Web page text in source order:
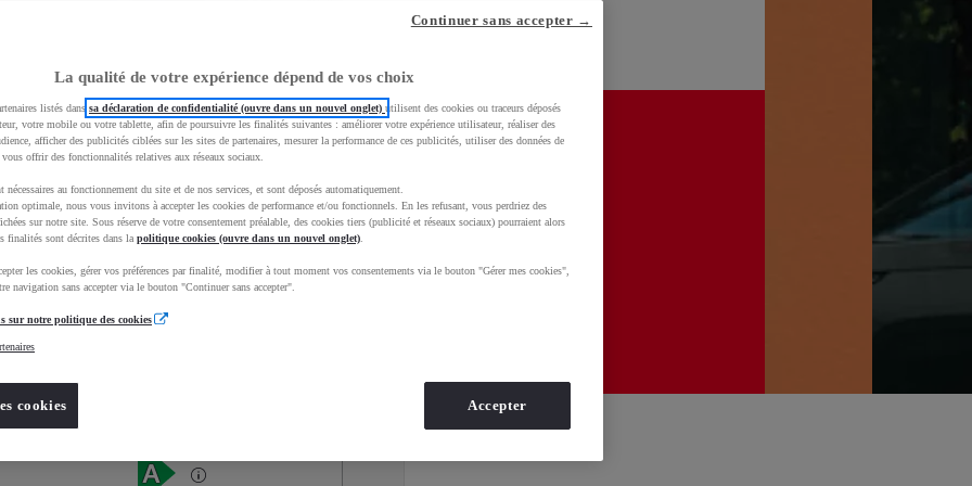
Services Concession
Occasions
La qualité de votre expérience dépend de vos choix
listés dans sa déclaration de confidentialité (ouvre dans un nouvel onglet) utilisent des cookies ou traceurs déposés
votre mobile ou votre tablette, afin de poursuivre les finalités suivantes : améliorer votre expérience utilisateur, réaliser des
afficher des publicités ciblées sur les sites de partenaires, mesurer la performance de ces publicités, utiliser des données de
offrir des fonctionnalités relatives aux réseaux sociaux.
nécessaires au fonctionnement du site et de nos services, et sont déposés automatiquement.
optimale, nous vous invitons à accepter les cookies de performance et/ou fonctionnels. En les refusant, vous perdriez des
sur notre site. Sous réserve de votre consentement préalable, des cookies tiers (publicité et réseaux sociaux) pourraient alors
finalités sont décrites dans la politique cookies (ouvre dans un nouvel onglet)
les cookies, gérer vos préférences par finalité, modifier à tout moment vos consentements via le bouton "Gérer mes cookies",
navigation sans accepter via le bouton "Continuer sans accepter".
sur notre politique des cookies
cookies
Continuer sans accepter →
Accepter